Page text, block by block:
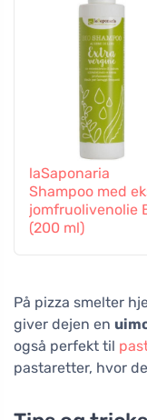
laSaponaria
Shampoo med
jomfruolivenolie
(200 ml)
På pizza smelter
giver dejen en
også perfekt til
pastaretter, hvor